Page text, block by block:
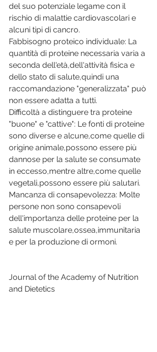
del suo potenziale legame con il
rischio di malattie cardiovascolari e
alcuni tipi di cancro.
Fabbisogno proteico individuale: La
quantità di proteine necessaria varia a
seconda dell'età,dell'attività fisica e
dello stato di salute,quindi una
raccomandazione "generalizzata" può
non essere adatta a tutti.
Difficoltà a distinguere tra proteine
"buone" e "cattive": Le fonti di proteine
sono diverse e alcune,come quelle di
origine animale,possono essere più
dannose per la salute se consumate
in eccesso,mentre altre,come quelle
vegetali,possono essere più salutari.
Mancanza di consapevolezza: Molte
persone non sono consapevoli
dell'importanza delle proteine per la
salute muscolare,ossea,immunitaria
e per la produzione di ormoni.
Journal of the Academy of Nutrition
and Dietetics